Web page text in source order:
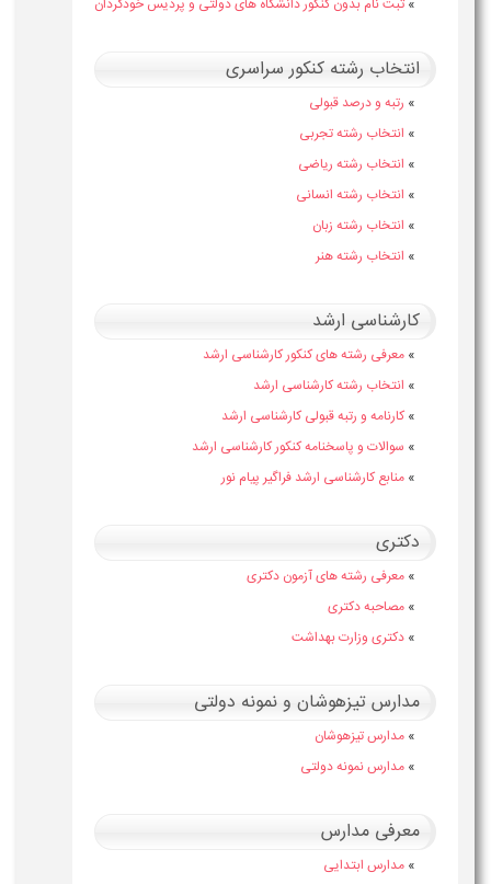
» ثبت نام بدون کنکور دانشگاه های دولتی و پردیس خودگردان
انتخاب رشته کنکور سراسری
» رتبه و درصد قبولی
» انتخاب رشته تجربی
» انتخاب رشته ریاضی
» انتخاب رشته انسانی
» انتخاب رشته زبان
» انتخاب رشته هنر
کارشناسی ارشد
» معرفی رشته های کنکور کارشناسی ارشد
» انتخاب رشته کارشناسی ارشد
» کارنامه و رتبه قبولی کارشناسی ارشد
» سوالات و پاسخنامه کنکور کارشناسی ارشد
» منابع کارشناسی ارشد فراگیر پیام نور
دکتری
» معرفی رشته های آزمون دکتری
» مصاحبه دکتری
» دکتری وزارت بهداشت
مدارس تیزهوشان و نمونه دولتی
» مدارس تیزهوشان
» مدارس نمونه دولتی
معرفی مدارس
» مدارس ابتدایی